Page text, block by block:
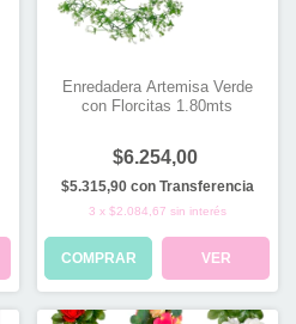
Enredadera Artemisa Verde
con Florcitas 1.80mts
$6.254,00
$5.315,90 con Transferencia
3 x $2.084,67 sin interés
COMPRAR VER